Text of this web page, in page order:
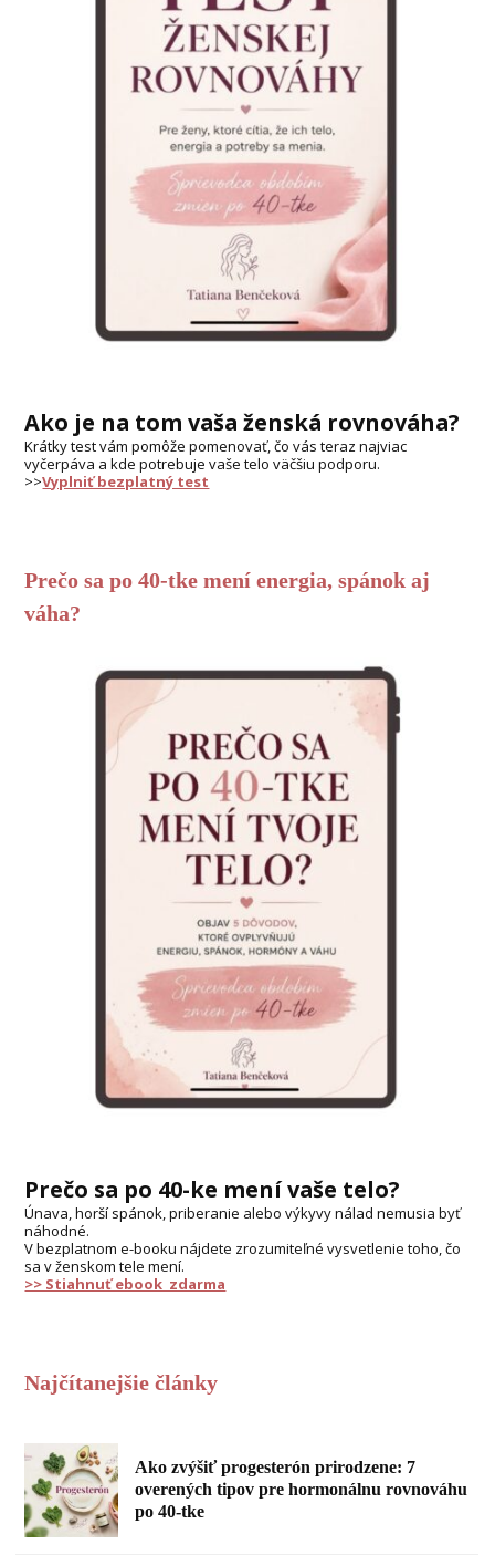
Ako je na tom vaša ženská rovnováha?
Krátky test vám pomôže pomenovať, čo vás teraz najviac
vyčerpáva a kde potrebuje vaše telo väčšiu podporu.
>>Vyplniť bezplatný test
Prečo sa po 40-tke mení energia, spánok aj
váha?
Prečo sa po 40-ke mení vaše telo?
Únava, horší spánok, priberanie alebo výkyvy nálad nemusia byť
náhodné.
V bezplatnom e-booku nájdete zrozumiteľné vysvetlenie toho, čo
sa v ženskom tele mení.
>> Stiahnuť ebook zdarma
Najčítanejšie články
Ako zvýšiť progesterón prirodzene: 7
overených tipov pre hormonálnu rovnováhu
po 40-tke